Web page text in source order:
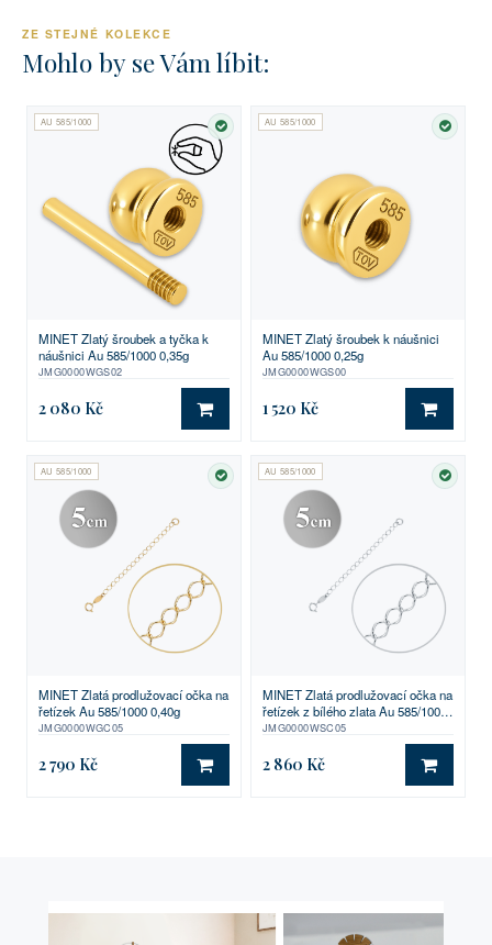
ZE STEJNÉ KOLEKCE
Mohlo by se Vám líbit:
AU 585/1000
SKLADEM
MINET Zlatý šroubek a tyčka k
náušnici Au 585/1000 0,35g
JMG0000WGS02
2 080 Kč DO KOŠÍKU
AU 585/1000
MINET Zlatý šroubek k náušnici
Au 585/1000 0,25g
JMG0000WGS00
1 520 Kč DO
AU 585/1000
SKLADEM
MINET Zlatá prodlužovací očka na
řetízek Au 585/1000 0,40g
JMG0000WGC05
2 790 Kč DO KOŠÍKU
AU 585/1000
MINET Zlatá prodlužovací očka na
řetízek z bílého zlata Au 585/1000
0,40g
JMG0000WSC05
2 860 Kč DO